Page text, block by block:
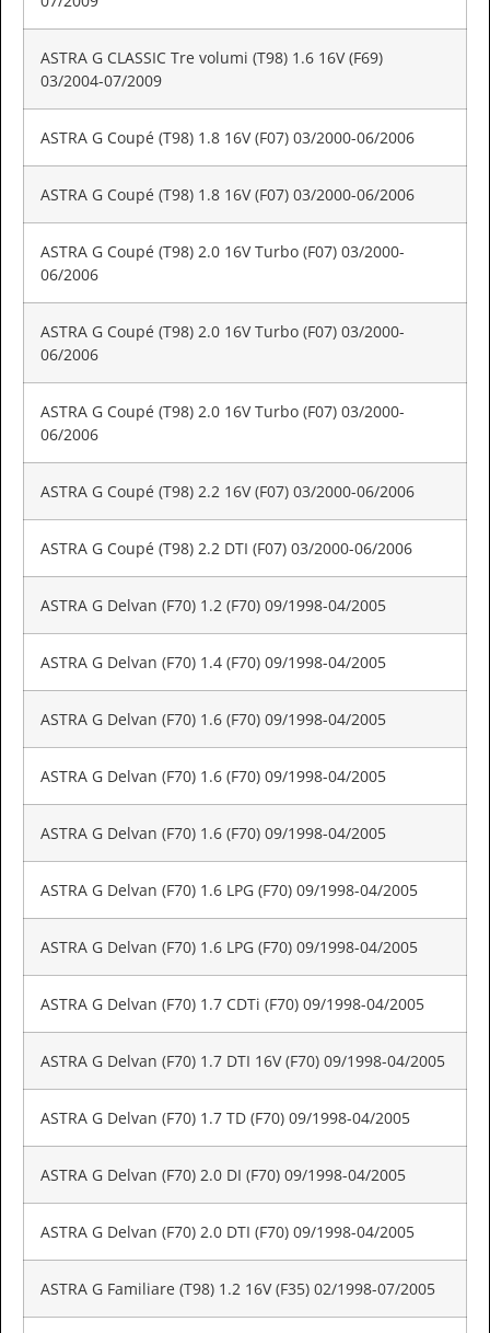
ASTRA G CLASSIC Tre volumi (T98) 1.6 16V (F69)
03/2004-07/2009
ASTRA G Coupé (T98) 1.8 16V (F07) 03/2000-06/2006
ASTRA G Coupé (T98) 1.8 16V (F07) 03/2000-06/2006
ASTRA G Coupé (T98) 2.0 16V Turbo (F07) 03/2000-
06/2006
ASTRA G Coupé (T98) 2.0 16V Turbo (F07) 03/2000-
06/2006
ASTRA G Coupé (T98) 2.0 16V Turbo (F07) 03/2000-
06/2006
ASTRA G Coupé (T98) 2.2 16V (F07) 03/2000-06/2006
ASTRA G Coupé (T98) 2.2 DTI (F07) 03/2000-06/2006
ASTRA G Delvan (F70) 1.2 (F70) 09/1998-04/2005
ASTRA G Delvan (F70) 1.4 (F70) 09/1998-04/2005
ASTRA G Delvan (F70) 1.6 (F70) 09/1998-04/2005
ASTRA G Delvan (F70) 1.6 (F70) 09/1998-04/2005
ASTRA G Delvan (F70) 1.6 (F70) 09/1998-04/2005
ASTRA G Delvan (F70) 1.6 LPG (F70) 09/1998-04/2005
ASTRA G Delvan (F70) 1.6 LPG (F70) 09/1998-04/2005
ASTRA G Delvan (F70) 1.7 CDTi (F70) 09/1998-04/2005
ASTRA G Delvan (F70) 1.7 DTI 16V (F70) 09/1998-04/2005
ASTRA G Delvan (F70) 1.7 TD (F70) 09/1998-04/2005
ASTRA G Delvan (F70) 2.0 DI (F70) 09/1998-04/2005
ASTRA G Delvan (F70) 2.0 DTI (F70) 09/1998-04/2005
ASTRA G Familiare (T98) 1.2 16V (F35) 02/1998-07/2005